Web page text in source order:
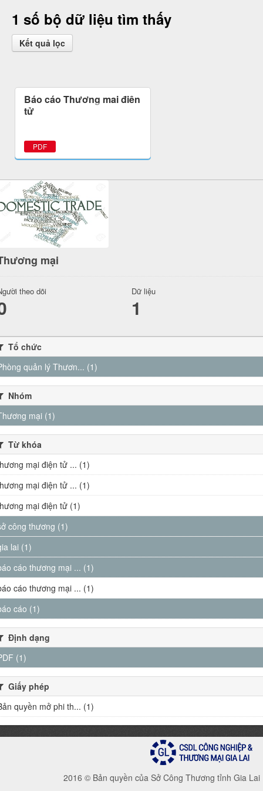
1 số bộ dữ liệu tìm thấy
Kết quả lọc
Báo cáo Thương mại điện
tử
PDF
mại
theo dõi Dữ liệu
1
Tổ chức
quản lý Thươn... (1)
Nhóm
mại (1)
Từ khóa
mại điện tử ... (1)
mại điện tử ... (1)
mại điện tử (1)
công thương (1)
lai (1)
cáo thương mại ... (1)
cáo thương mại ... (1)
cáo (1)
Định dạng
(1)
Giấy phép
quyền mở phi th... (1)
2016 © Bản quyền của Sở Công Thương tỉnh Gia Lai